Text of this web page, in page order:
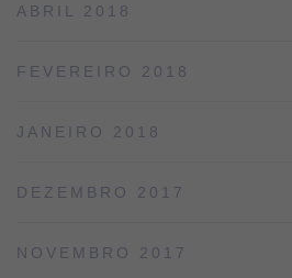
ABRIL 2018
FEVEREIRO 2018
JANEIRO 2018
DEZEMBRO 2017
NOVEMBRO 2017